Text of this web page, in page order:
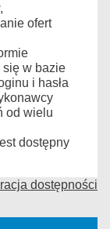
ofert
się w bazie
i hasła
od wielu
dostępny
dostępności